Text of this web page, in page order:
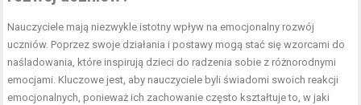
Nauczyciele mają niezwykle istotny wpływ na emocjonalny rozwój
uczniów. Poprzez swoje działania i postawy mogą stać się wzorcami do
naśladowania, które inspirują dzieci do radzenia sobie z różnorodnymi
emocjami. Kluczowe jest, aby nauczyciele byli świadomi swoich reakcji
emocjonalnych, ponieważ ich zachowanie często kształtuje to, w jaki